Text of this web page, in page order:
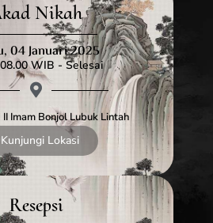
Nikah
04 Januari 2025
WIB - Selesai
Imam Bonjol Lubuk Lintah
Kunjungi Lokasi
Resepsi